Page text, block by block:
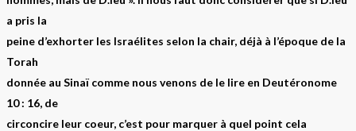
a pris la
peine d’exhorter les Israélites selon la chair, déjà à l’époque de la
Torah
donnée au Sinaï comme nous venons de le lire en Deutéronome
10 : 16, de
circoncire leur coeur, c’est pour marquer à quel point cela